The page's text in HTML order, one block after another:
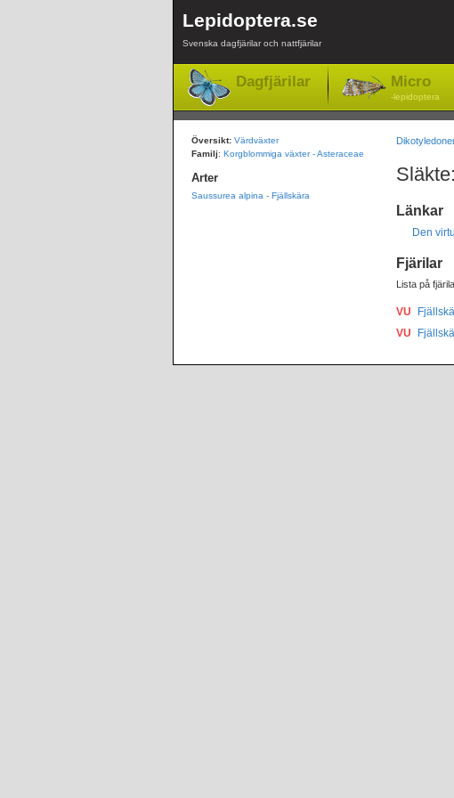
Lepidoptera.se
Svenska dagfjärilar och nattfjärilar
Dagfjärilar Micro
-lepidoptera
Länkar
Den
Fjärilar
Lista på
VU
VU
Översikt: Värdväxter
Familj: Korgblommiga växter - Asteraceae
Arter
Saussurea alpina - Fjällskära